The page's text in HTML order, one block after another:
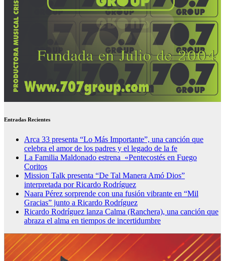
Entradas Recientes
Arca 33 presenta “Lo Más Importante”, una canción que
celebra el amor de los padres y el legado de la fe
La Familia Maldonado estrena «Pentecostés en Fuego
Coritos
Mission Talk presenta “De Tal Manera Amó Dios”
interpretada por Ricardo Rodríguez
Naara Pérez sorprende con una fusión vibrante en “Mil
Gracias” junto a Ricardo Rodríguez
Ricardo Rodríguez lanza Calma (Ranchera), una canción que
abraza el alma en tiempos de incertidumbre